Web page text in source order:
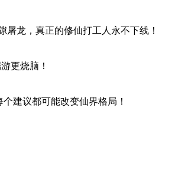
龙，真正的修仙打工人永不下线！
更烧脑！
建议都可能改变仙界格局！